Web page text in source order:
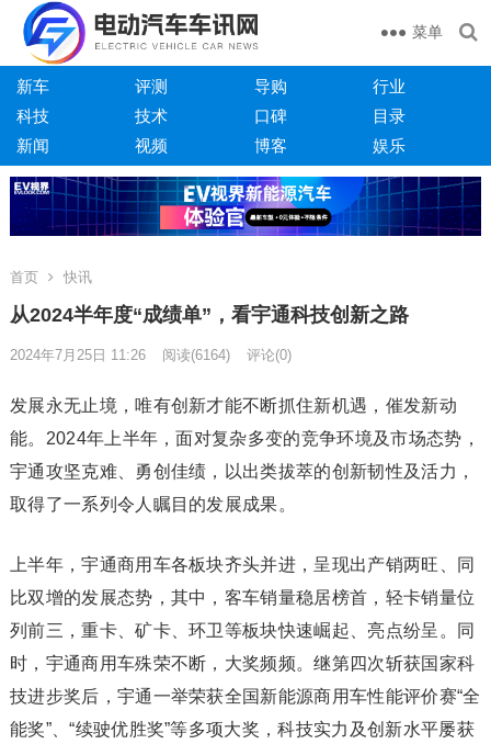
菜单
新车 评测 导购
行业
科技
技术 口碑
目录
新闻
视频 博客 娱乐
首页 快讯
从2024半年度“成绩单”，看宇通科技创新之路
2024年7月25日 11:26 阅读(6164) 评论(0)
发展永无止境，唯有创新才能不断抓住新机遇，催发新动
能。2024年上半年，面对复杂多变的竞争环境及市场态势，
宇通攻坚克难、勇创佳绩，以出类拔萃的创新韧性及活力，
取得了一系列令人瞩目的发展成果。
上半年，宇通商用车各板块齐头并进，呈现出产销两旺、同
比双增的发展态势，其中，客车销量稳居榜首，轻卡销量位
列前三，重卡、矿卡、环卫等板块快速崛起、亮点纷呈。同
时，宇通商用车殊荣不断，大奖频频。继第四次斩获国家科
技进步奖后，宇通一举荣获全国新能源商用车性能评价赛“全
能奖”、“续驶优胜奖”等多项大奖，科技实力及创新水平屡获